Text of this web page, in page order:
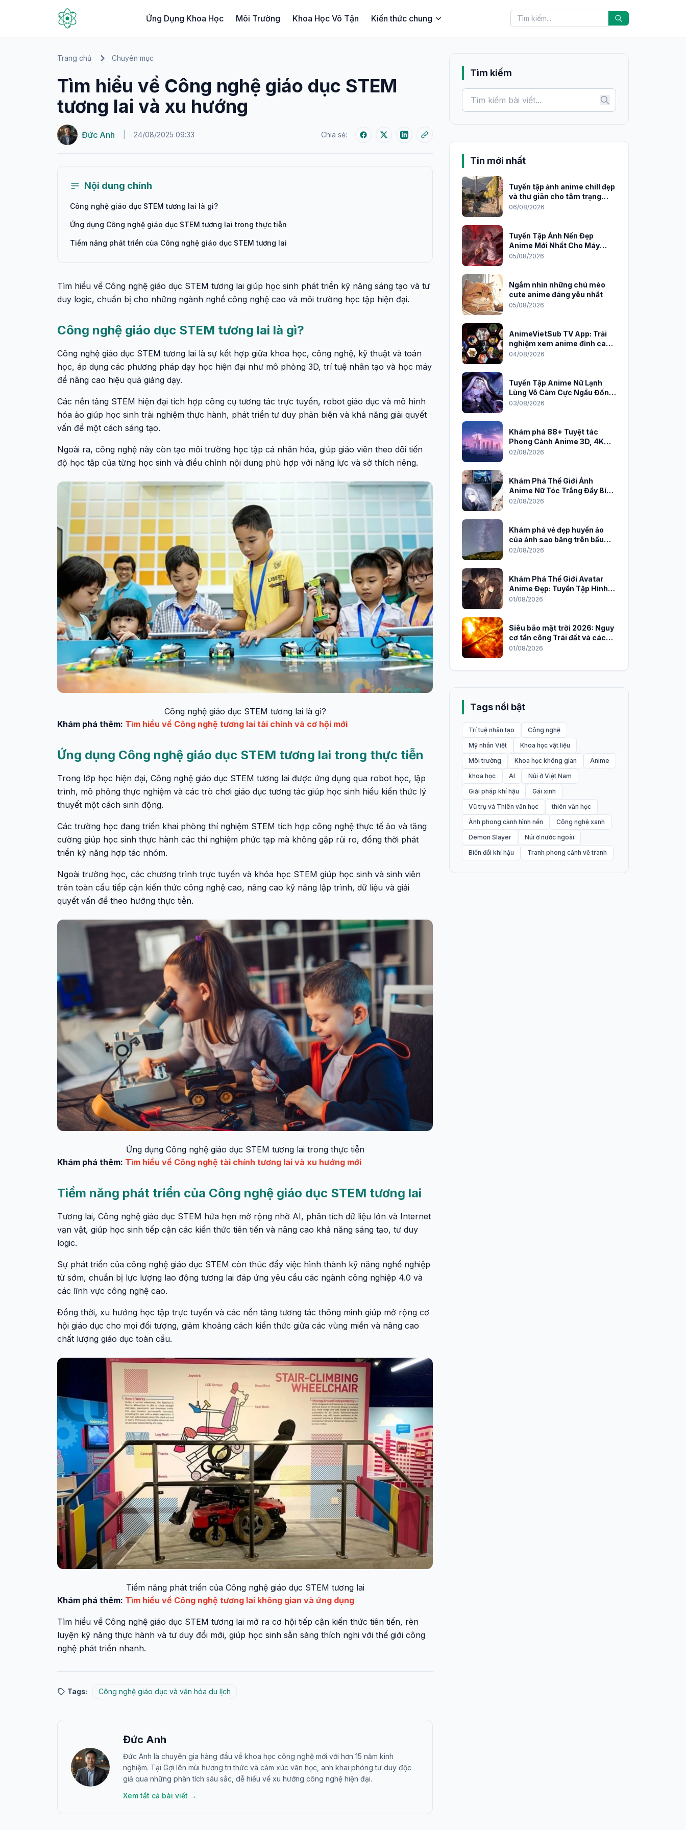
Ứng Dụng Khoa Học Môi Trường Khoa Học Vô Tận Kiến thức chung
Trang chủ Chuyên mục
Tìm hiểu về Công nghệ giáo dục STEM
tương lai và xu hướng
Đức Anh 24/08/2025 09:33 Chia sẻ:
Nội dung chính
Công nghệ giáo dục STEM tương lai là gì?
Ứng dụng Công nghệ giáo dục STEM tương lai trong thực tiễn
Tiềm năng phát triển của Công nghệ giáo dục STEM tương lai
Tìm hiểu về Công nghệ giáo dục STEM tương lai giúp học sinh phát triển kỹ năng sáng tạo và tư
duy logic, chuẩn bị cho những ngành nghề công nghệ cao và môi trường học tập hiện đại.
Công nghệ giáo dục STEM tương lai là gì?
Công nghệ giáo dục STEM tương lai là sự kết hợp giữa khoa học, công nghệ, kỹ thuật và toán
học, áp dụng các phương pháp dạy học hiện đại như mô phỏng 3D, trí tuệ nhân tạo và học máy
để nâng cao hiệu quả giảng dạy.
Các nền tảng STEM hiện đại tích hợp công cụ tương tác trực tuyến, robot giáo dục và mô hình
hóa ảo giúp học sinh trải nghiệm thực hành, phát triển tư duy phản biện và khả năng giải quyết
vấn đề một cách sáng tạo.
Ngoài ra, công nghệ này còn tạo môi trường học tập cá nhân hóa, giúp giáo viên theo dõi tiến
độ học tập của từng học sinh và điều chỉnh nội dung phù hợp với năng lực và sở thích riêng.
Công nghệ giáo dục STEM tương lai là gì?
Khám phá thêm: Tìm hiểu về Công nghệ tương lai tài chính và cơ hội mới
Ứng dụng Công nghệ giáo dục STEM tương lai trong thực tiễn
Trong lớp học hiện đại, Công nghệ giáo dục STEM tương lai được ứng dụng qua robot học, lập
trình, mô phỏng thực nghiệm và các trò chơi giáo dục tương tác giúp học sinh hiểu kiến thức lý
thuyết một cách sinh động.
Các trường học đang triển khai phòng thí nghiệm STEM tích hợp công nghệ thực tế ảo và tăng
cường giúp học sinh thực hành các thí nghiệm phức tạp mà không gặp rủi ro, đồng thời phát
triển kỹ năng hợp tác nhóm.
Ngoài trường học, các chương trình trực tuyến và khóa học STEM giúp học sinh và sinh viên
trên toàn cầu tiếp cận kiến thức công nghệ cao, nâng cao kỹ năng lập trình, dữ liệu và giải
quyết vấn đề theo hướng thực tiễn.
Ứng dụng Công nghệ giáo dục STEM tương lai trong thực tiễn
Khám phá thêm: Tìm hiểu về Công nghệ tài chính tương lai và xu hướng mới
Tiềm năng phát triển của Công nghệ giáo dục STEM tương lai
Tương lai, Công nghệ giáo dục STEM hứa hẹn mở rộng nhờ AI, phân tích dữ liệu lớn và Internet
vạn vật, giúp học sinh tiếp cận các kiến thức tiên tiến và nâng cao khả năng sáng tạo, tư duy
logic.
Sự phát triển của công nghệ giáo dục STEM còn thúc đẩy việc hình thành kỹ năng nghề nghiệp
từ sớm, chuẩn bị lực lượng lao động tương lai đáp ứng yêu cầu các ngành công nghiệp 4.0 và
các lĩnh vực công nghệ cao.
Đồng thời, xu hướng học tập trực tuyến và các nền tảng tương tác thông minh giúp mở rộng cơ
hội giáo dục cho mọi đối tượng, giảm khoảng cách kiến thức giữa các vùng miền và nâng cao
chất lượng giáo dục toàn cầu.
Tiềm năng phát triển của Công nghệ giáo dục STEM tương lai
Khám phá thêm: Tìm hiểu về Công nghệ tương lai không gian và ứng dụng
Tìm hiểu về Công nghệ giáo dục STEM tương lai mở ra cơ hội tiếp cận kiến thức tiên tiến, rèn
luyện kỹ năng thực hành và tư duy đổi mới, giúp học sinh sẵn sàng thích nghi với thế giới công
nghệ phát triển nhanh.
Tags: Công nghệ giáo dục và văn hóa du lịch
Đức Anh
Đức Anh là chuyên gia hàng đầu về khoa học công nghệ mới với hơn 15 năm kinh
nghiệm. Tại Gợi lên mùi hương tri thức và cảm xúc văn học, anh khai phóng tư duy độc
giả qua những phân tích sâu sắc, dễ hiểu về xu hướng công nghệ hiện đại.
Xem tất cả bài viết →
Tìm kiếm
Tin mới nhất
Tuyển tập ảnh anime chill đẹp
và thư giãn cho tâm trạng
2026
06/08/2026
Tuyển Tập Ảnh Nền Đẹp
Anime Mới Nhất Cho Máy
Tính 2026
05/08/2026
Ngắm nhìn những chú mèo
cute anime đáng yêu nhất
05/08/2026
AnimeVietSub TV App: Trải
nghiệm xem anime đỉnh cao
trên PC
04/08/2026
Tuyển Tập Anime Nữ Lạnh
Lùng Vô Cảm Cực Ngầu Đốn
Tim Fan
03/08/2026
Khám phá 88+ Tuyệt tác
Phong Cảnh Anime 3D, 4K
Sắc Nét
02/08/2026
Khám Phá Thế Giới Ảnh
Anime Nữ Tóc Trắng Đầy Bí
Ẩn và Quyến Rũ
02/08/2026
Khám phá vẻ đẹp huyền ảo
của ảnh sao băng trên bầu
trời đêm
02/08/2026
Khám Phá Thế Giới Avatar
Anime Đẹp: Tuyển Tập Hình
Nền Độc Đáo Cho Năm 2026
01/08/2026
Siêu bão mặt trời 2026: Nguy
cơ tấn công Trái đất và cách
phòng chống
01/08/2026
Tags nổi bật
Trí tuệ nhân tạo
Công nghệ
Mỹ nhân Việt
Khoa học vật liệu
Môi trường
Khoa học không gian
Anime
khoa học
AI
Núi ở Việt Nam
Giải pháp khí hậu
Gái xinh
Vũ trụ và Thiên văn học
thiên văn học
Ảnh phong cảnh hình nền
Công nghệ xanh
Demon Slayer
Núi ở nước ngoài
Biến đổi khí hậu
Tranh phong cảnh vẽ tranh